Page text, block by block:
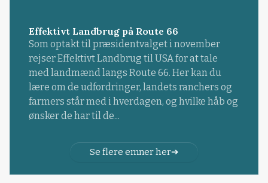
Effektivt Landbrug på Route 66
Som optakt til præsidentvalget i november
rejser Effektivt Landbrug til USA for at tale
med landmænd langs Route 66. Her kan du
lære om de udfordringer, landets ranchers og
farmers står med i hverdagen, og hvilke håb og
ønsker de har til de...
Se flere emner her